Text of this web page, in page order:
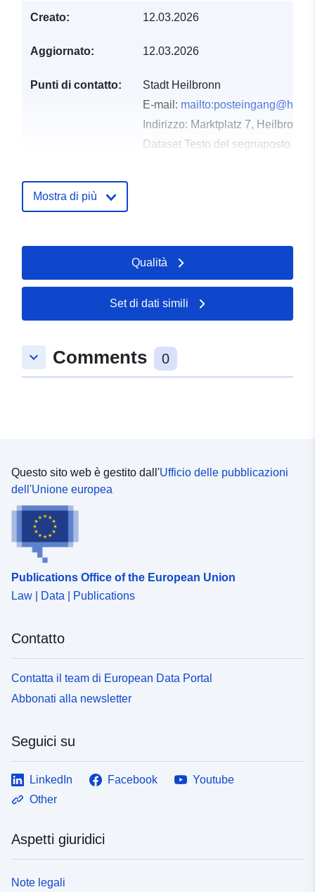
Creato: 12.03.2026
Aggiornato: 12.03.2026
Punti di contatto:
Stadt Heilbronn
E-mail:
Indirizzo: Marktplatz 7, Heilbronn,
Dataset Testo del segnaposto
Registro del
catalogo:
Spaziale: Coordinate: [ [ 9.2331259,
49.1487905 ], [ 9.2496124,
49.1487905 ], [ 9.2496124,
49.1406697 ], [ 9.2331259,
uriRef:
http://data.europa.eu/88u/dataset/
Mostra di più
Qualità
Set di dati simili
keyboard_arrow_down Comments 0
Questo sito web è gestito dall'Ufficio delle pubblicazioni
dell'Unione europea
Publications Office of the European Union
Law | Data | Publications
Contatto
Contatta il team di European Data Portal
Abbonati alla newsletter
Seguici su
LinkedIn Facebook
Youtube
Other
Aspetti giuridici
Note legali